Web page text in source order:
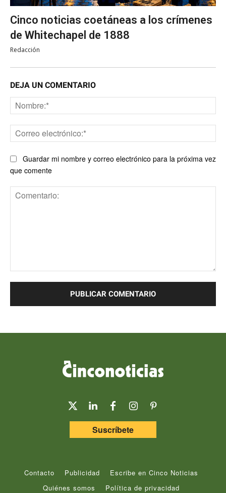
Cinco noticias coetáneas a los crímenes
de Whitechapel de 1888
Redacción
DEJA UN COMENTARIO
Guardar mi nombre y correo electrónico para la próxima vez
que comente
Suscríbete
Contacto Publicidad
Escribe en Cinco Noticias
Quiénes somos
Política de privacidad